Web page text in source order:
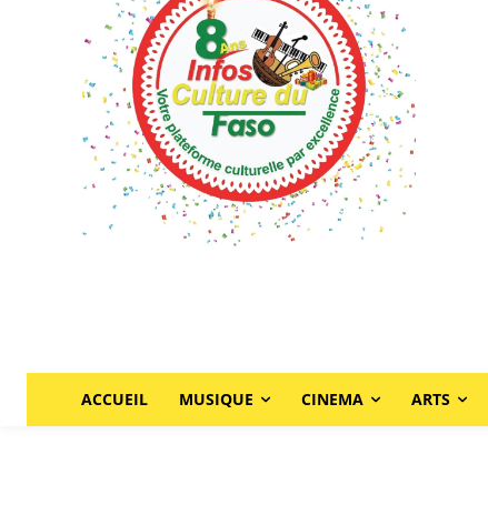
ACCUEIL MUSIQUE CINEMA ARTS